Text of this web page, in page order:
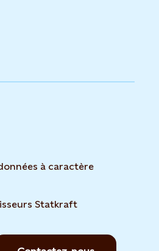
à caractère
Statkraft